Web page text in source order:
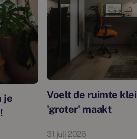
je
Voelt de ruimte
'groter' maakt
31 juli 2026